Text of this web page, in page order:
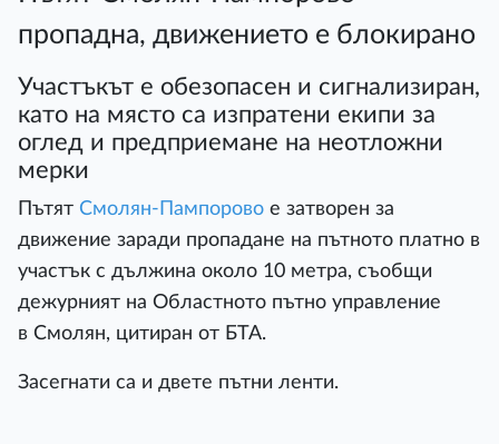
пропадна, движението е блокирано
Участъкът е обезопасен и сигнализиран,
като на място са изпратени екипи за
оглед и предприемане на неотложни
мерки
Пътят Смолян-Пампорово е затворен за
движение заради пропадане на пътното платно в
участък с дължина около 10 метра, съобщи
дежурният на Областното пътно управление
в Смолян, цитиран от БТА.
Засегнати са и двете пътни ленти.